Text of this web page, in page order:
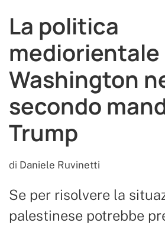
La politica
mediorientale
Washington
secondo
Trump
di Daniele Ruvinetti
Se per risolvere la
palestinese potrebbe